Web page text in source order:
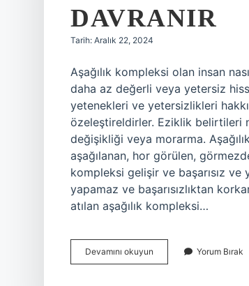
DAVRANIR
Tarih: Aralık 22, 2024
Aşağılık kompleksi olan insan
daha az değerli veya yetersiz
yetenekleri ve yetersizlikleri
özeleştireldirler. Eziklik belirtileri
değişikliği veya morarma.
aşağılanan, hor görülen,
kompleksi gelişir ve başarısız
yapamaz ve başarısızlıktan
atılan aşağılık kompleksi…
Devamını okuyun
Kompleksi
Yorum Bırak